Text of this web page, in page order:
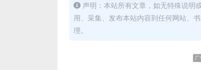
声明：本站所有文章，如无特殊说明
用、采集、发布本站内容到任何网站、
理。
广